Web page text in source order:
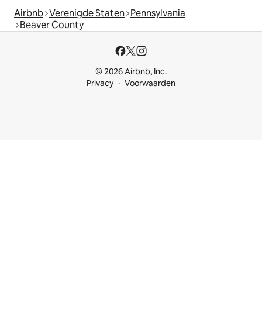
Airbnb Verenigde Staten Pennsylvania
Beaver County
© 2026 Airbnb, Inc.
Privacy
Voorwaarden